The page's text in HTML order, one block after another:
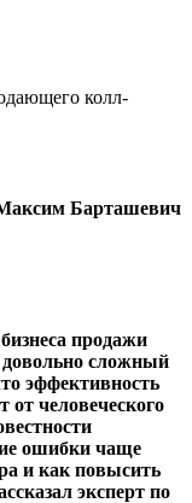
колл-
Барташевич
продажи
сложный
эффективность
от человеческого
ошибки чаще
и как повысить
эксперт по